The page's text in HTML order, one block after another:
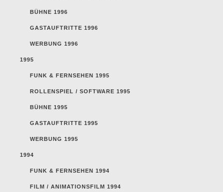
BÜHNE 1996
GASTAUFTRITTE 1996
WERBUNG 1996
1995
FUNK & FERNSEHEN 1995
ROLLENSPIEL / SOFTWARE 1995
BÜHNE 1995
GASTAUFTRITTE 1995
WERBUNG 1995
1994
FUNK & FERNSEHEN 1994
FILM / ANIMATIONSFILM 1994